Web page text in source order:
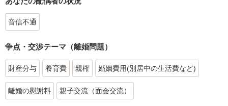
音信不通
争点・交渉テーマ（離婚問題）
財産分与 養育費 親権 婚姻費用(別居中の生活費など)
離婚の慰謝料 親子交流（面会交流）